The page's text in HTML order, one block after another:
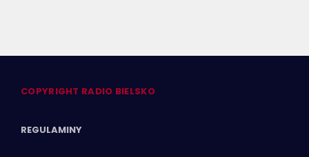
COPYRIGHT RADIO BIELSKO
REGULAMINY